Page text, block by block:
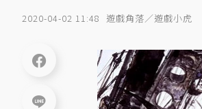
2020-04-02 11:48 遊戲角落／遊戲小虎